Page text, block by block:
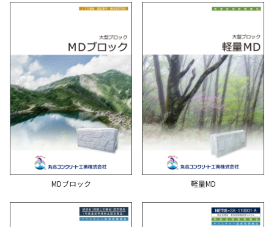
MDブロック 軽量MD